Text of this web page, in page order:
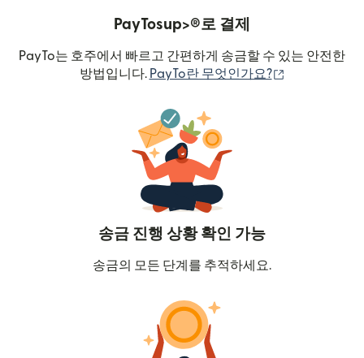
PayTosup>®로 결제
PayTo는 호주에서 빠르고 간편하게 송금할 수 있는 안전한
방법입니다. PayTo란 무엇인가요?
송금 진행 상황 확인 가능
송금의 모든 단계를 추적하세요.